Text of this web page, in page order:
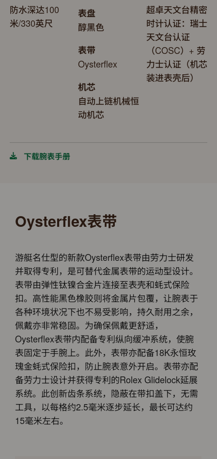
防水深达100
米/330英尺
表盘
醇黑色
表带
Oysterflex
机芯
自动上链机械恒
动机芯
超卓天文台精密
时计认证：瑞士
天文台认证
（COSC）+ 劳
力士认证（机芯
装进表壳后）
下载腕表手册
Oysterflex表带
游艇名仕型的新款Oysterflex表带由劳力士研发
并取得专利，是可替代金属表带的运动型设计。
表带由弹性钛镍合金片连接至表壳和蚝式保险
扣。高性能黑色橡胶则将金属片包覆，让腕表于
各种环境状况下也不易受影响，持久耐用之余，
佩戴亦非常稳固。为确保佩戴更舒适，
Oysterflex表带内配备专利纵向缓冲系统，使腕
表固定于手腕上。此外，表带亦配备18K永恒玫
瑰金蚝式保险扣，防止腕表意外开启。表带亦配
备劳力士设计并获得专利的Rolex Glidelock延展
系统。此创新齿条系统，隐蔽在带扣盖下，无需
工具，以每格约2.5毫米逐步延长，最长可达约
15毫米左右。